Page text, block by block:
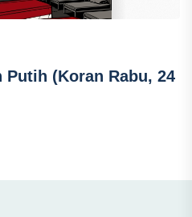
Putih (Koran Rabu, 24